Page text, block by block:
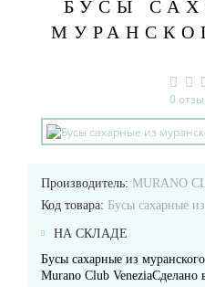
БУСЫ
0
Производитель: MURANO
Код товара: Бусы сахарные
НА СКЛАДЕ
Бусы сахарные из
Murano Club VeneziaСделано